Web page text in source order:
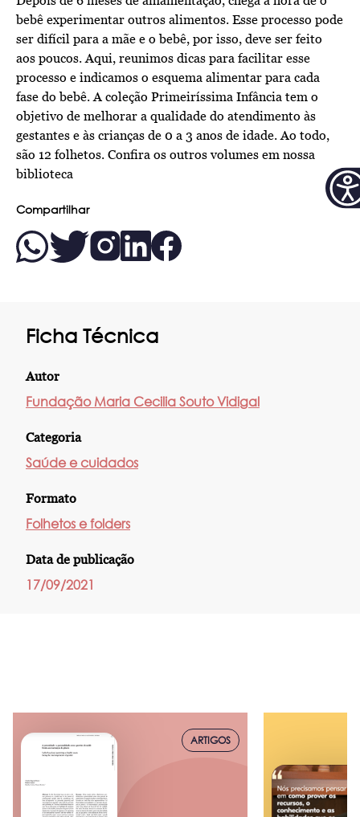
Ficha Técnica
Autor
Fundação Maria Cecilia Souto Vidigal
Categoria
Saúde e cuidados
Formato
Folhetos e folders
Data de publicação
17/09/2021
bebê experimentar outros alimentos. Esse processo pode
ser difícil para a mãe e o bebê, por isso, deve ser feito
aos poucos. Aqui, reunimos dicas para facilitar esse
processo e indicamos o esquema alimentar para cada
fase do bebê. A coleção Primeiríssima Infância tem o
objetivo de melhorar a qualidade do atendimento às
gestantes e às crianças de 0 a 3 anos de idade. Ao todo,
são 12 folhetos. Confira os outros volumes em nossa
biblioteca
Compartilhar
ARTIGOS